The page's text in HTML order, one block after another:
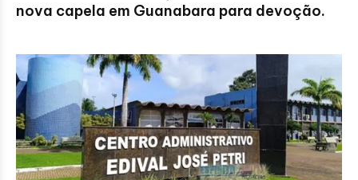
nova capela em Guanabara para devoção.